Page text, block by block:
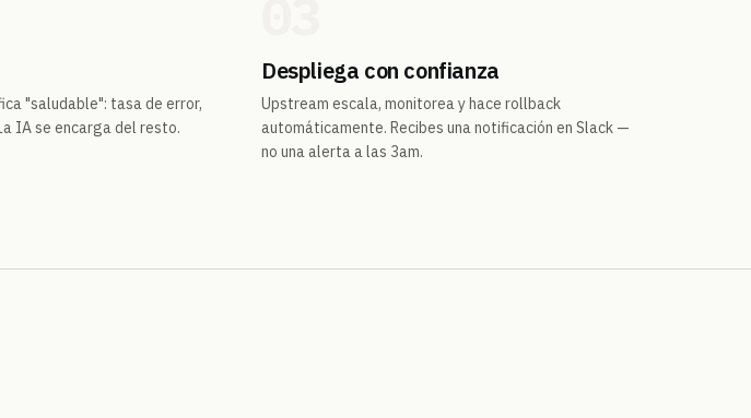
"saludable": tasa de error,
IA se encarga del resto.
Despliega con confianza
Upstream escala, monitorea y hace rollback
automáticamente. Recibes una notificación en Slack —
no una alerta a las 3am.